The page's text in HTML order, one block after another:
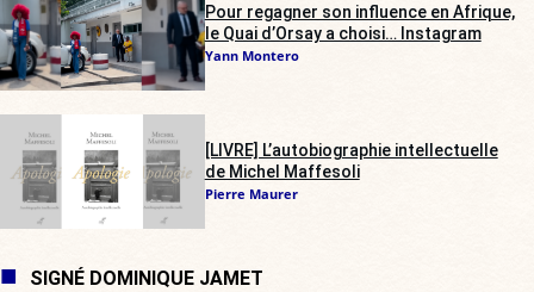
Pour regagner son influence en Afrique,
le Quai d’Orsay a choisi… Instagram
Yann Montero
[LIVRE] L’autobiographie intellectuelle
de Michel Maffesoli
Pierre Maurer
SIGNÉ DOMINIQUE JAMET